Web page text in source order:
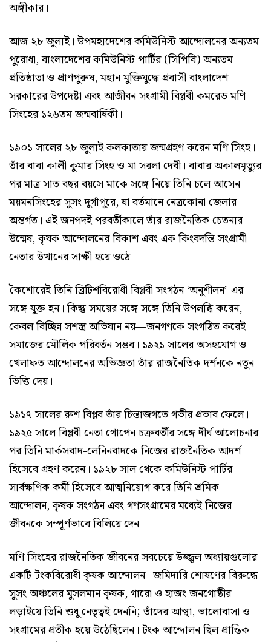
অঙ্গীকার।
আজ ২৮ জুলাই। উপমহাদেশের কমিউনিস্ট আন্দোলনের অন্যতম
পুরোধা, বাংলাদেশের কমিউনিস্ট পার্টির (সিপিবি) অন্যতম
প্রতিষ্ঠাতা ও প্রাণপুরুষ, মহান মুক্তিযুদ্ধে প্রবাসী বাংলাদেশ
সরকারের উপদেষ্টা এবং আজীবন সংগ্রামী বিপ্লবী কমরেড মণি
সিংহের ১২৬তম জন্মবার্ষিকী।
১৯০১ সালের ২৮ জুলাই কলকাতায় জন্মগ্রহণ করেন মণি সিংহ।
তাঁর বাবা কালী কুমার সিংহ ও মা সরলা দেবী। বাবার অকালমৃত্যুর
পর মাত্র সাত বছর বয়সে মাকে সঙ্গে নিয়ে তিনি চলে আসেন
ময়মনসিংহের সুসং দুর্গাপুরে, যা বর্তমানে নেত্রকোনা জেলার
অন্তর্গত। এই জনপদই পরবর্তীকালে তাঁর রাজনৈতিক চেতনার
উন্মেষ, কৃষক আন্দোলনের বিকাশ এবং এক কিংবদন্তি সংগ্রামী
নেতার উত্থানের সাক্ষী হয়ে ওঠে।
কৈশোরেই তিনি ব্রিটিশবিরোধী বিপ্লবী সংগঠন ‘অনুশীলন’-এর
সঙ্গে যুক্ত হন। কিন্তু সময়ের সঙ্গে সঙ্গে তিনি উপলব্ধি করেন,
কেবল বিচ্ছিন্ন সশস্ত্র অভিযান নয়—জনগণকে সংগঠিত করেই
সমাজের মৌলিক পরিবর্তন সম্ভব। ১৯২১ সালের অসহযোগ ও
খেলাফত আন্দোলনের অভিজ্ঞতা তাঁর রাজনৈতিক দর্শনকে নতুন
ভিত্তি দেয়।
১৯১৭ সালের রুশ বিপ্লব তাঁর চিন্তাজগতে গভীর প্রভাব ফেলে।
১৯২৫ সালে বিপ্লবী নেতা গোপেন চক্রবর্তীর সঙ্গে দীর্ঘ আলোচনার
পর তিনি মার্কসবাদ-লেনিনবাদকে নিজের রাজনৈতিক আদর্শ
হিসেবে গ্রহণ করেন। ১৯২৮ সাল থেকে কমিউনিস্ট পার্টির
সার্বক্ষণিক কর্মী হিসেবে আত্মনিয়োগ করে তিনি শ্রমিক
আন্দোলন, কৃষক সংগঠন এবং গণসংগ্রামের মধ্যেই নিজের
জীবনকে সম্পূর্ণভাবে বিলিয়ে দেন।
মণি সিংহের রাজনৈতিক জীবনের সবচেয়ে উজ্জ্বল অধ্যায়গুলোর
একটি টংকবিরোধী কৃষক আন্দোলন। জমিদারি শোষণের বিরুদ্ধে
সুসং অঞ্চলের মুসলমান কৃষক, গারো ও হাজং জনগোষ্ঠীর
লড়াইয়ে তিনি শুধু নেতৃত্বই দেননি; তাঁদের আস্থা, ভালোবাসা ও
সংগ্রামের প্রতীক হয়ে উঠেছিলেন। টংক আন্দোলন ছিল প্রান্তিক